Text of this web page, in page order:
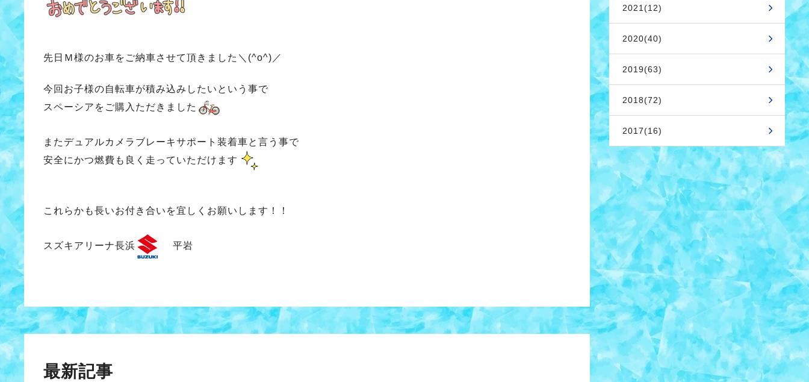
先日Ｍ様のお車をご納車させて頂きました＼(^o^)／
今回お子様の自転車が積み込みしたいという事で
スペーシアをご購入ただきました
またデュアルカメラブレーキサポート装着車と言う事で
安全にかつ燃費も良く走っていただけます
これらかも長いお付き合いを宜しくお願いします！！
スズキアリーナ長浜 平岩
最新記事
2021(12)
2020(40)
2019(63)
2018(72)
2017(16)